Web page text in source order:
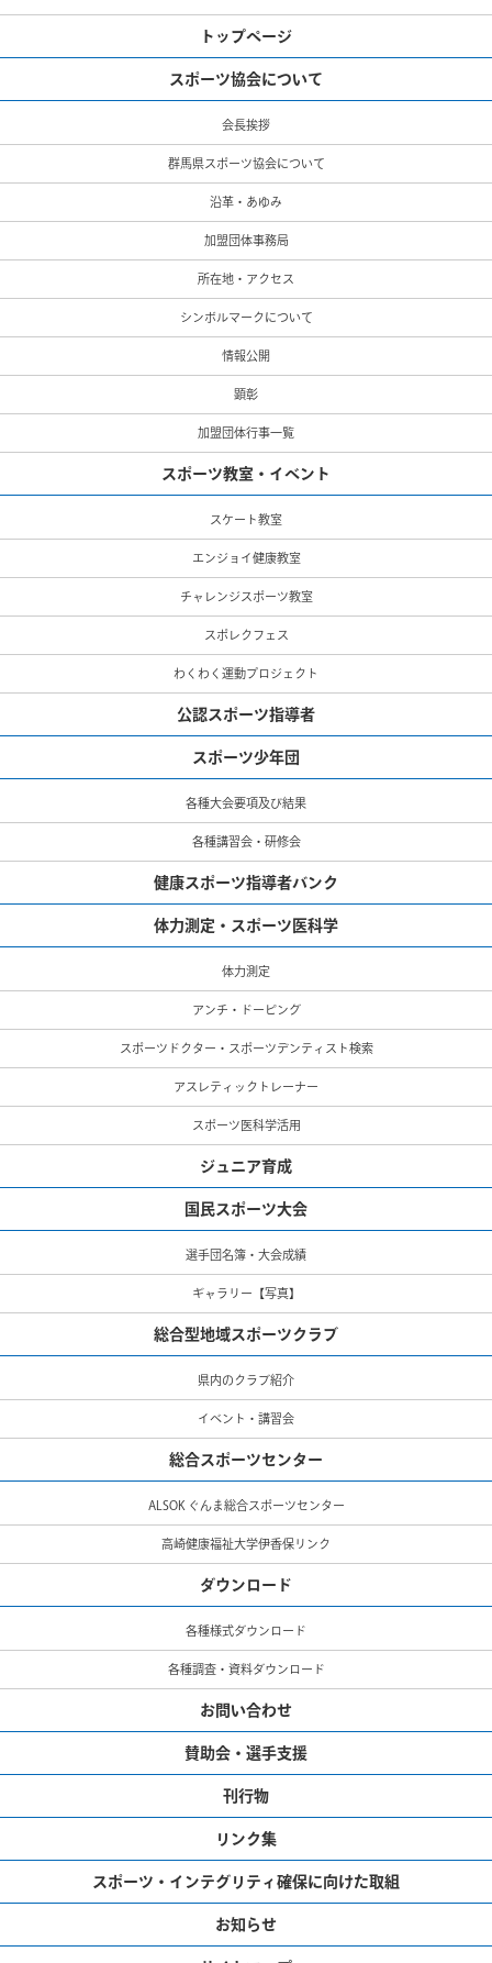
トップページ
スポーツ協会について
会長挨拶
群馬県スポーツ協会について
沿革・あゆみ
加盟団体事務局
所在地・アクセス
シンボルマークについて
情報公開
顕彰
加盟団体行事一覧
スポーツ教室・イベント
スケート教室
エンジョイ健康教室
チャレンジスポーツ教室
スポレクフェス
わくわく運動プロジェクト
公認スポーツ指導者
スポーツ少年団
各種大会要項及び結果
各種講習会・研修会
健康スポーツ指導者バンク
体力測定・スポーツ医科学
体力測定
アンチ・ドーピング
スポーツドクター・スポーツデンティスト検索
アスレティックトレーナー
スポーツ医科学活用
ジュニア育成
国民スポーツ大会
選手団名簿・大会成績
ギャラリー【写真】
総合型地域スポーツクラブ
県内のクラブ紹介
イベント・講習会
総合スポーツセンター
ALSOK ぐんま総合スポーツセンター
高崎健康福祉大学伊香保リンク
ダウンロード
各種様式ダウンロード
各種調査・資料ダウンロード
お問い合わせ
賛助会・選手支援
刊行物
リンク集
スポーツ・インテグリティ確保に向けた取組
お知らせ